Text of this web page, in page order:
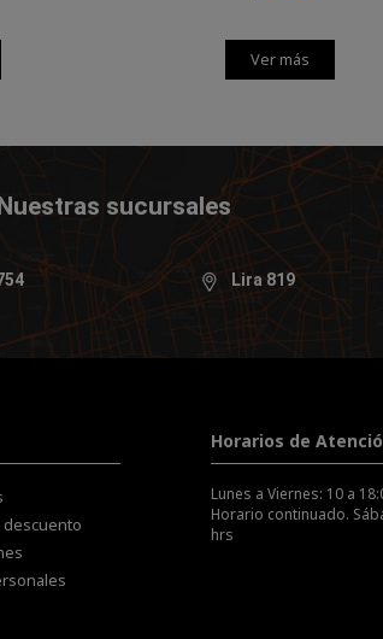
Ver más
sucursales
Lira 819
descuento
Horarios de
Lunes a Viernes: 10 a
Horario continuado.
hrs